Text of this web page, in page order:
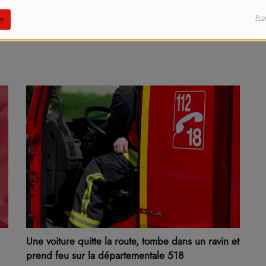
Une voiture quitte la route, tombe dans un ravin et
prend feu sur la départementale 518